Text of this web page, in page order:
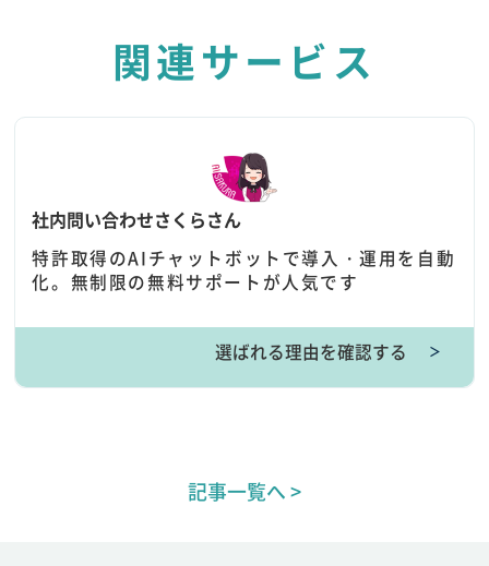
関連サービス
社内問い合わせさくらさん
特許取得のAIチャットボットで導入・運用を自動
化。無制限の無料サポートが人気です
選ばれる理由を確認する ＞
記事一覧へ >